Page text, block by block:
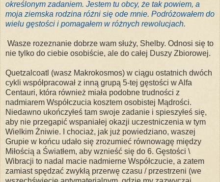
określonym zadaniem. Jestem tu obcy, że tak powiem, a
moja ziemska rodzina różni się ode mnie. Podróżowałem do
wielu gęstości i pomagałem w różnych rewolucjach.
Wasze rozeznanie dobrze wam służy, Shelby. Odnosi się to
nie tylko do ciebie osobiście, ale do całej Duszy Zbiorowej.
Quetzalcoatl (wasz Makrokosmos) w ciągu ostatnich dwóch
cykli współpracował z inną grupą 5-tej gęstości w Alfa
Centauri, która również miała podobne trudności z
nadmiarem Współczucia kosztem osobistej Mądrości.
Niedawno ukończyłeś tam swoje zadanie i spieszyłeś się,
aby nie przegapić wspaniałej okazji uczestniczenia w tym
Wielkim Żniwie. I chociaż, jak już powiedziano, waszej
Grupie w końcu udało się zrozumieć równowagę między
Miłością a Światłem, aby wznieść się do 6. Gęstości \
Wibracji to nadal macie nadmierne Współczucie, a zatem
zamiast spędzać zwykłą przerwę czasu / przestrzeni (we